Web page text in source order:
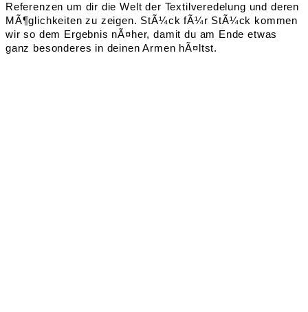
Referenzen um dir die Welt der Textilveredelung und deren
MÃ¶glichkeiten zu zeigen. StÃ¼ck fÃ¼r StÃ¼ck kommen
wir so dem Ergebnis nÃ¤her, damit du am Ende etwas
ganz besonderes in deinen Armen hÃ¤ltst.